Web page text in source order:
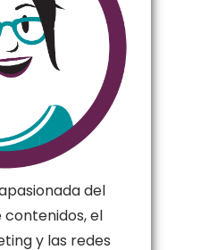
del
el
y las redes